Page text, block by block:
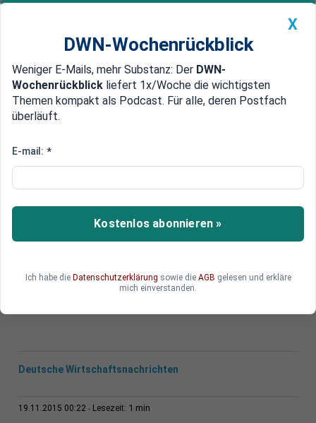
Newsticker MEIN DWN: Geldanlage Premium
Edelmetalle DWN-Magazin China
Versagen der Behörden
Vor Anschlägen: Paris-
Attentäter und Bruder in Belgien
verhört
Die Paris-Attentäter wurden offenbar zuvor von
Beobachtung der Attentäter soll es nicht
gekommen sein, weil „keine Anzeichen einer
Deutsche Wirtschaftsnachrichten
19.11.2015 00:22 Lesezeit: 1 min
X
DWN-Wochenrückblick
Weniger E-Mails, mehr Substanz: Der DWN-
Wochenrückblick liefert 1x/Woche die wichtigsten
Themen kompakt als Podcast. Für alle, deren Postfach
überläuft.
E-mail: *
Kostenlos abonnieren »
Ich habe die Datenschutzerklärung sowie die AGB gelesen und erkläre
mich einverstanden.